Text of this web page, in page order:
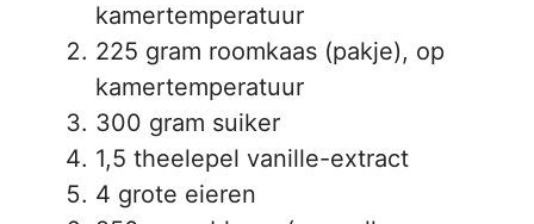
kamertemperatuur
225 gram roomkaas (pakje), op
kamertemperatuur
300 gram suiker
1,5 theelepel vanille-extract
4 grote eieren